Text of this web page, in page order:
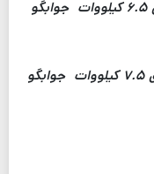
از ۱۳ آمپر تا ۲۷ آمپر کامل موتور برق ۶.۵ کیلووات جوابگو
از ۲۷ آمپر تا ۳۲ آمپر کامل موتور برق ۷.۵ کیلووات جوابگو